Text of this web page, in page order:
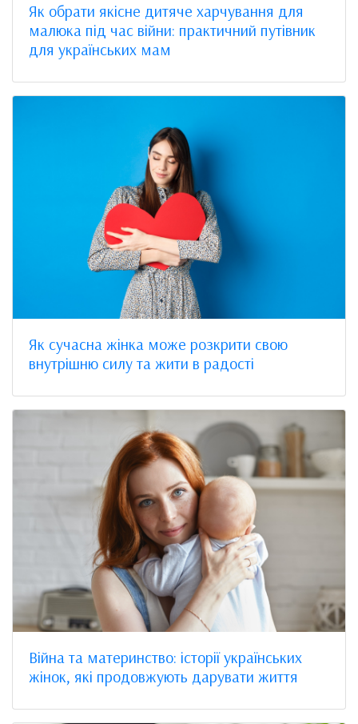
Як обрати якісне дитяче харчування для
малюка під час війни: практичний путівник
для українських мам
Як сучасна жінка може розкрити свою
внутрішню силу та жити в радості
Війна та материнство: історії українських
жінок, які продовжують дарувати життя